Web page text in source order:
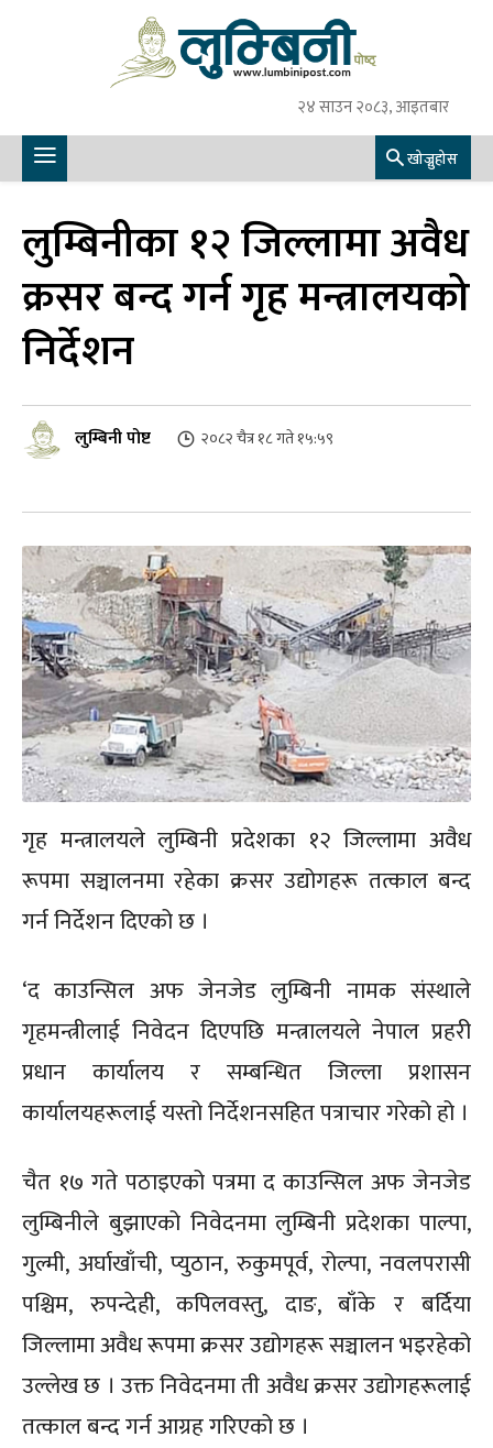
२४ साउन २०८३, आइतबार
खोज्नुहोस
लुम्बिनीका १२ जिल्लामा अवैध
क्रसर बन्द गर्न गृह मन्त्रालयको
निर्देशन
लुम्बिनी पोष्ट २०८२ चैत्र १८ गते १५:५९
गृह मन्त्रालयले लुम्बिनी प्रदेशका १२ जिल्लामा अवैध
रूपमा सञ्चालनमा रहेका क्रसर उद्योगहरू तत्काल बन्द
गर्न निर्देशन दिएको छ ।
‘द काउन्सिल अफ जेनजेड लुम्बिनी नामक संस्थाले
गृहमन्त्रीलाई निवेदन दिएपछि मन्त्रालयले नेपाल प्रहरी
प्रधान कार्यालय र सम्बन्धित जिल्ला प्रशासन
कार्यालयहरूलाई यस्तो निर्देशनसहित पत्राचार गरेको हो ।
चैत १७ गते पठाइएको पत्रमा द काउन्सिल अफ जेनजेड
लुम्बिनीले बुझाएको निवेदनमा लुम्बिनी प्रदेशका पाल्पा,
गुल्मी, अर्घाखाँची, प्युठान, रुकुमपूर्व, रोल्पा, नवलपरासी
पश्चिम, रुपन्देही, कपिलवस्तु, दाङ, बाँके र बर्दिया
जिल्लामा अवैध रूपमा क्रसर उद्योगहरू सञ्चालन भइरहेको
उल्लेख छ । उक्त निवेदनमा ती अवैध क्रसर उद्योगहरूलाई
तत्काल बन्द गर्न आग्रह गरिएको छ ।